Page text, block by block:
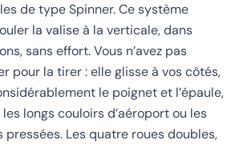
de type Spinner. Ce système
la valise à la verticale, dans
sans effort. Vous n’avez pas
pour la tirer : elle glisse à vos côtés,
le poignet et l’épaule,
longs couloirs d’aéroport ou les
Les quatre roues doubles,